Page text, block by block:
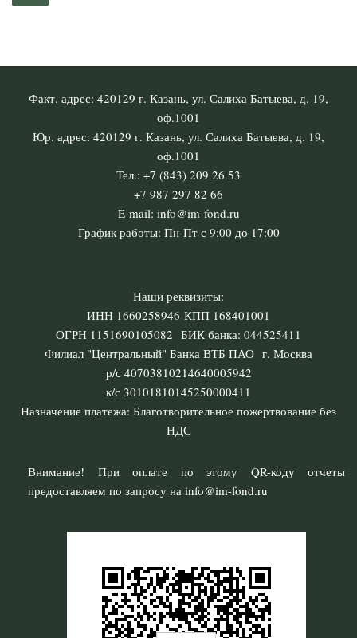
Факт. адрес: 420129 г. Казань, ул. Салиха Батыева, д. 19,
оф.1001
Юр. адрес: 420129 г. Казань, ул. Салиха Батыева, д. 19,
оф.1001
Тел.: +7 (843) 209 26 53
+7 987 297 82 66
E-mail: info@im-fond.ru
График работы: Пн-Пт с 9:00 до 17:00
Наши реквизиты:
ИНН 1660258946 КПП 168401001
ОГРН 1151690105082 БИК банка: 044525411
Филиал "Центральный" Банка ВТБ ПАО г. Москва
р/с 40703810214640005942
к/с 30101810145250000411
Назначение платежа: Благотворительное пожертвование без
НДС
Внимание! При оплате по этому QR-коду отчеты
предоставляем по запросу на info@im-fond.ru